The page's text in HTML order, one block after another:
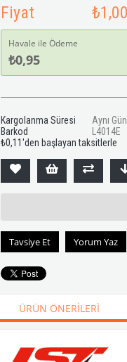
Fiyat ₺1,00
Havale ile Ödeme
₺0,95
Kargolanma Süresi
Aynı Gün
Barkod
L4014E
₺0,11'den başlayan taksitlerle
Tavsiye Et Yorum Yaz
ÜRÜN ÖNERILERI